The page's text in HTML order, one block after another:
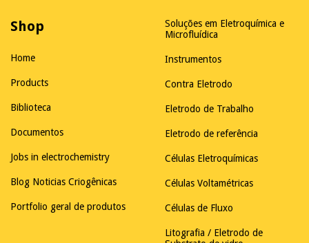
Shop
Home
Products
Biblioteca
Documentos
Jobs in electrochemistry
Blog Noticias Criogênicas
Portfolio geral de produtos
Soluções em Eletroquímica e
Microfluídica
Instrumentos
Contra Eletrodo
Eletrodo de Trabalho
Eletrodo de referência
Células Eletroquímicas
Células Voltamétricas
Células de Fluxo
Litografia / Eletrodo de